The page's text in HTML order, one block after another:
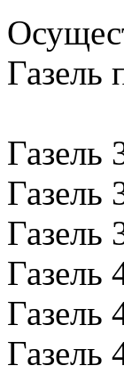
Газель
Газель
Газель
Газель
Газель
Газель
Газель